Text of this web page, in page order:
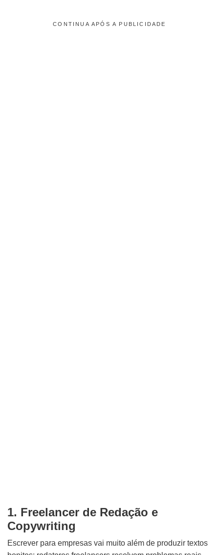
CONTINUA APÓS A PUBLICIDADE
1. Freelancer de Redação e
Copywriting
Escrever para empresas vai muito além de produzir textos